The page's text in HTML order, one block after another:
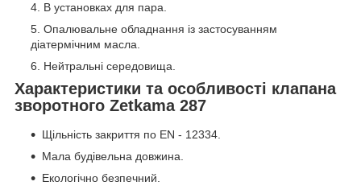
В установках для пара.
Опалювальне обладнання із застосуванням
діатермічним масла.
Нейтральні середовища.
Характеристики та особливості клапана
зворотного Zеtkama 287
Щільність закриття по EN - 12334.
Мала будівельна довжина.
Екологічно безпечний.